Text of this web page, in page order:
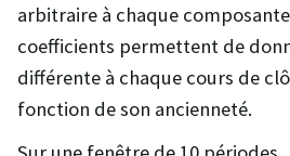
arbitraire à chaque
coefficients permettent de
différente à chaque cours de
fonction de son ancienneté.